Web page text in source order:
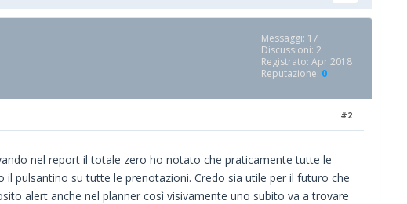
Messaggi: 17
Discussioni: 2
Registrato: Apr 2018
Reputazione: 0
#2
nel report il totale zero ho notato che praticamente tutte le
pulsantino su tutte le prenotazioni. Credo sia utile per il futuro che
alert anche nel planner così visivamente uno subito va a trovare